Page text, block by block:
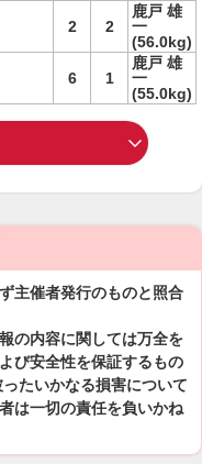
2 2
鹿戸 雄
一
(56.0kg)
6 1
鹿戸 雄
一
(55.0kg)
主催者発行のものと照合
の内容に関しては万全を
び安全性を保証するもの
たいかなる損害について
は一切の責任を負いかね